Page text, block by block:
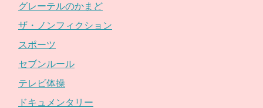
グレーテルのかまど
ザ・ノンフィクション
スポーツ
セブンルール
テレビ体操
ドキュメンタリー